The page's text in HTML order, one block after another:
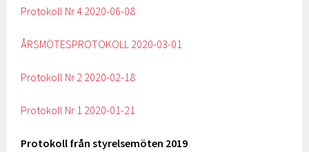
Protokoll Nr 4 2020-06-08
ÅRSMÖTESPROTOKOLL 2020-03-01
Protokoll Nr 2 2020-02-18
Protokoll Nr 1 2020-01-21
Protokoll från styrelsemöten 2019